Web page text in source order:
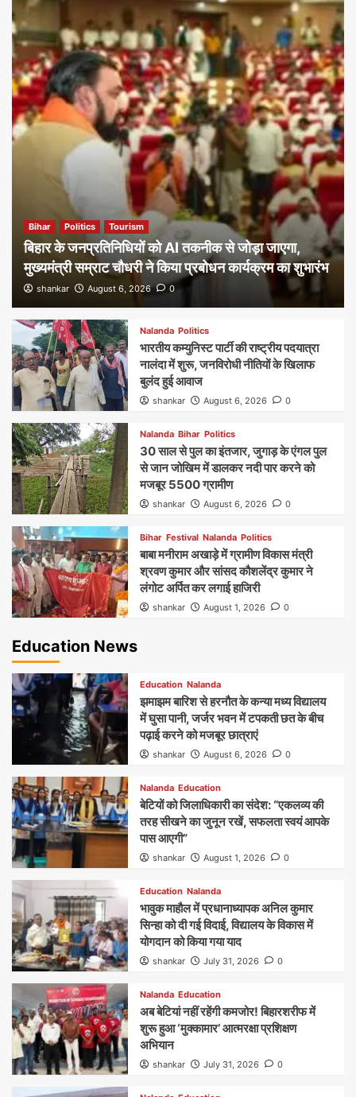
Bihar Politics Tourism
बिहार के जनप्रतिनिधियों को AI तकनीक से जोड़ा जाएगा,
मुख्यमंत्री सम्राट चौधरी ने किया प्रबोधन कार्यक्रम का शुभारंभ
shankar August 6, 2026 0
Nalanda Politics
भारतीय कम्युनिस्ट पार्टी की राष्ट्रीय पदयात्रा
नालंदा में शुरू, जनविरोधी नीतियों के खिलाफ
बुलंद हुई आवाज
shankar August 6, 2026 0
Nalanda Bihar Politics
30 साल से पुल का इंतजार, जुगाड़ के एंगल पुल
से जान जोखिम में डालकर नदी पार करने को
मजबूर 5500 ग्रामीण
shankar August 6, 2026 0
Bihar Festival Nalanda Politics
बाबा मनीराम अखाड़े में ग्रामीण विकास मंत्री
श्रवण कुमार और सांसद कौशलेंद्र कुमार ने
लंगोट अर्पित कर लगाई हाजिरी
shankar August 1, 2026 0
Education News
Education Nalanda
झमाझम बारिश से हरनौत के कन्या मध्य विद्यालय
में घुसा पानी, जर्जर भवन में टपकती छत के बीच
पढ़ाई करने को मजबूर छात्राएं
shankar August 6, 2026 0
Nalanda Education
बेटियों को जिलाधिकारी का संदेश: “एकलव्य की
तरह सीखने का जुनून रखें, सफलता स्वयं आपके
पास आएगी”
shankar August 1, 2026 0
Education Nalanda
भावुक माहौल में प्रधानाध्यापक अनिल कुमार
सिन्हा को दी गई विदाई, विद्यालय के विकास में
योगदान को किया गया याद
shankar July 31, 2026 0
Nalanda Education
अब बेटियां नहीं रहेंगी कमजोर! बिहारशरीफ में
शुरू हुआ ‘मुक्कामार’ आत्मरक्षा प्रशिक्षण
अभियान
shankar July 31, 2026 0